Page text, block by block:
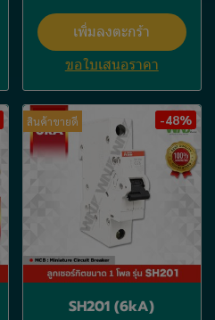
เพิ่มลงตะกร้า
ขอใบเสนอราคา
สินค้าขายดี -48%
SH201 (6kA)